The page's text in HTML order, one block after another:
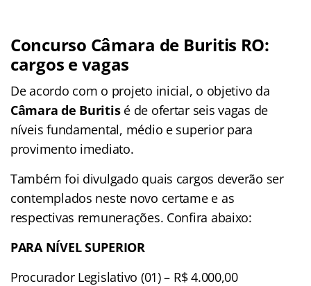
Concurso Câmara de Buritis RO:
cargos e vagas
De acordo com o projeto inicial, o objetivo da
Câmara de Buritisé de ofertar seis vagas de
níveis fundamental, médio e superior para
provimento imediato.
Também foi divulgado quais cargos deverão ser
contemplados neste novo certame e as
respectivas remunerações. Confira abaixo:
PARA NÍVEL SUPERIOR
Procurador Legislativo (01) – R$ 4.000,00